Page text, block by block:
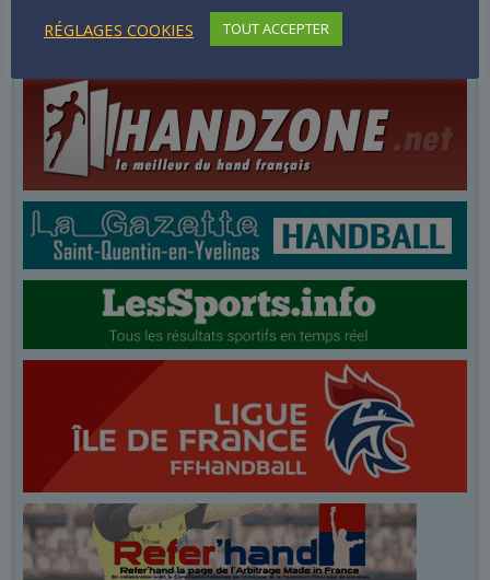
RÉGLAGES COOKIES
TOUT ACCEPTER